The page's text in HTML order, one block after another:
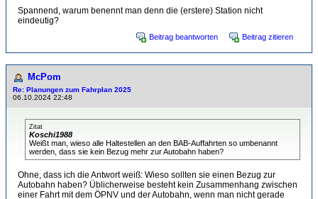
Spannend, warum benennt man denn die (erstere) Station nicht
eindeutig?
Beitrag beantworten Beitrag zitieren
McPom
Re: Planungen zum Fahrplan 2025
06.10.2024 22:48
Zitat
Koschi1988
Weißt man, wieso alle Haltestellen an den BAB-Auffahrten so umbenannt
werden, dass sie kein Bezug mehr zur Autobahn haben?
Ohne, dass ich die Antwort weiß: Wieso sollten sie einen Bezug zur
Autobahn haben? Üblicherweise besteht kein Zusammenhang zwischen
einer Fahrt mit dem ÖPNV und der Autobahn, wenn man nicht gerade